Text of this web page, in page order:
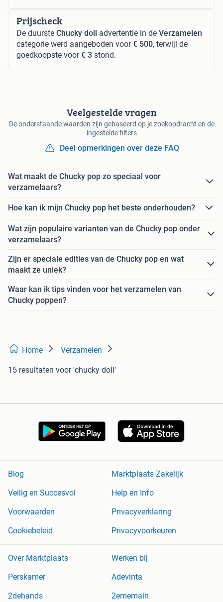
Prijscheck
De duurste Chucky doll advertentie in de Verzamelen
categorie werd aangeboden voor€ 500, terwijl de
goedkoopste voor€ 3 stond.
Veelgestelde vragen
De onderstaande waarden zijn gebaseerd op je zoekopdracht en de
ingestelde filters
Deel opmerkingen over deze FAQ
Wat maakt de Chucky pop zo speciaal voor
verzamelaars?
Hoe kan ik mijn Chucky pop het beste onderhouden?
Wat zijn populaire varianten van de Chucky pop onder
verzamelaars?
Zijn er speciale edities van de Chucky pop en wat
maakt ze uniek?
Waar kan ik tips vinden voor het verzamelen van
Chucky poppen?
Home Verzamelen
15 resultaten voor 'chucky doll'
Blog
Marktplaats Zakelijk
Veilig en Succesvol
Help en Info
Voorwaarden
Privacyverklaring
Cookiebeleid
Privacyvoorkeuren
Over Marktplaats
Werken bij
Perskamer
Adevinta
2dehands
2ememain